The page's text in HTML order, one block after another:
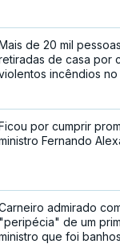
de 20 mil
de casa por
incêndios no
por cumprir
Fernando
admirado
"peripécia" de um
que foi banhos